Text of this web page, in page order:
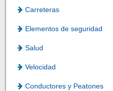
Carreteras
Elementos de seguridad
Salud
Velocidad
Conductores y Peatones